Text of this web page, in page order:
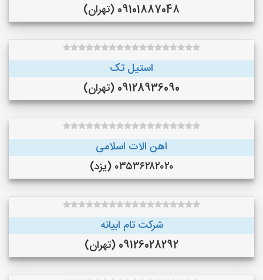
09101887048 (تهران)
استیل تک
09128936090 (تهران)
اهن الات اسلامی
۰۳۵۳۶۲۸۲۰۲۰ (یزد)
شرکت تام ابیانه
09126028292 (تهران)